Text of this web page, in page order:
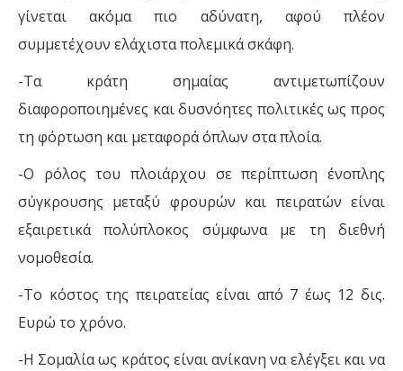
γίνεται ακόμα πιο αδύνατη, αφού πλέον
συμμετέχουν ελάχιστα πολεμικά σκάφη.
-Τα κράτη σημαίας αντιμετωπίζουν
διαφοροποιημένες και δυσνόητες πολιτικές ως προς
τη φόρτωση και μεταφορά όπλων στα πλοία.
-Ο ρόλος του πλοιάρχου σε περίπτωση ένοπλης
σύγκρουσης μεταξύ φρουρών και πειρατών είναι
εξαιρετικά πολύπλοκος σύμφωνα με τη διεθνή
νομοθεσία.
-Το κόστος της πειρατείας είναι από 7 έως 12 δις.
Ευρώ το χρόνο.
-Η Σομαλία ως κράτος είναι ανίκανη να ελέγξει και να